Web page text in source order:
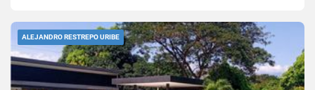
ALEJANDRO RESTREPO URIBE